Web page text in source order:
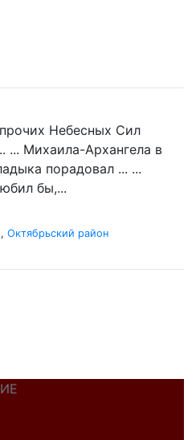
Небесных Сил
... Михаила-Архангела в
порадовал ... ...
бы,...
, Октябрьский район